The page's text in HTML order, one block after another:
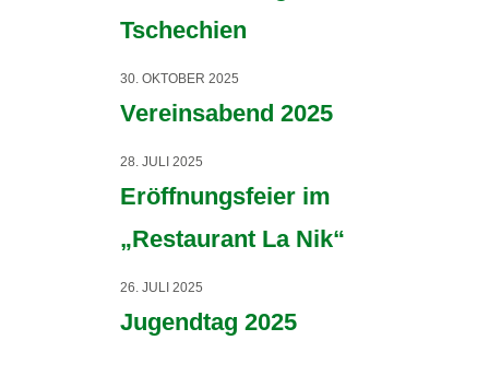
Tschechien
30. OKTOBER 2025
Vereinsabend 2025
28. JULI 2025
Eröffnungsfeier im
„Restaurant La Nik“
26. JULI 2025
Jugendtag 2025